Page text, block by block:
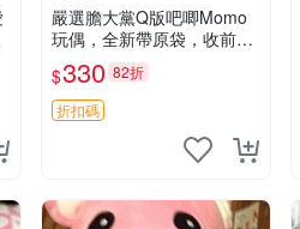
嚴選膽大黨Q版吧唧Momo
玩偶，全新帶原袋，收前請
詳讀收物須知。非偏遠地區
同城可取。 膽大黨 Q版 陳
冠希 妙Q玩偶
$330 82折
折扣碼